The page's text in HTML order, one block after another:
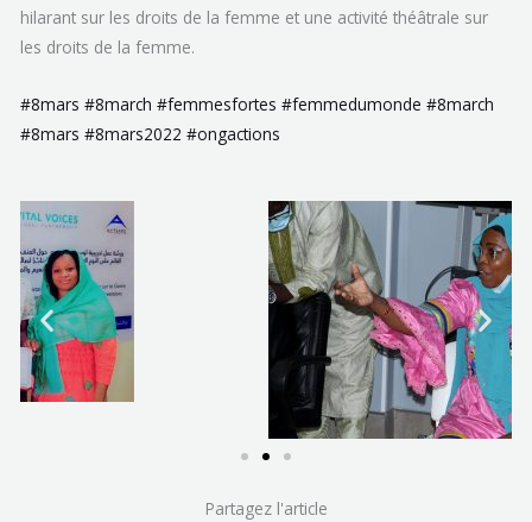
hilarant sur les droits de la femme et une activité théâtrale sur
les droits de la femme.
#8mars #8march #femmesfortes #femmedumonde #8march
#8mars #8mars2022 #ongactions
Partagez l'article